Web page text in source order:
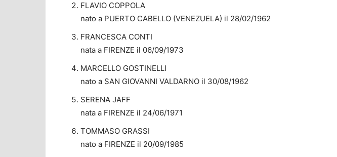
FLAVIO COPPOLA
nato a PUERTO CABELLO (VENEZUELA) il 28/02/1962
FRANCESCA CONTI
nata a FIRENZE il 06/09/1973
MARCELLO GOSTINELLI
nato a SAN GIOVANNI VALDARNO il 30/08/1962
SERENA JAFF
nata a FIRENZE il 24/06/1971
TOMMASO GRASSI
nato a FIRENZE il 20/09/1985